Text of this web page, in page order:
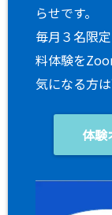
らせです。
毎月３名限
料体験を
気になる方
体験